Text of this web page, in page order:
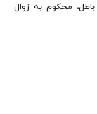
محکوم به زوال